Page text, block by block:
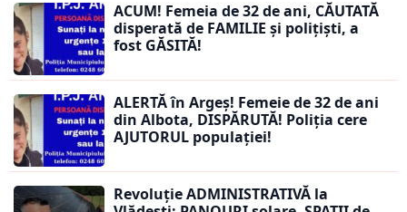
ACUM! Femeia de 32 de ani, CĂUTATĂ
disperată de FAMILIE și polițiști, a
fost GĂSITĂ!
ALERTĂ în Argeș! Femeie de 32 de ani
din Albota, DISPĂRUTĂ! Poliția cere
AJUTORUL populației!
Revoluție ADMINISTRATIVĂ la